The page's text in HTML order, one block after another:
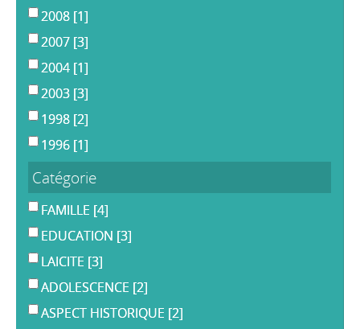
2008 [1]
2007 [3]
2004 [1]
2003 [3]
1998 [2]
1996 [1]
Catégorie
FAMILLE [4]
EDUCATION [3]
LAICITE [3]
ADOLESCENCE [2]
ASPECT HISTORIQUE [2]